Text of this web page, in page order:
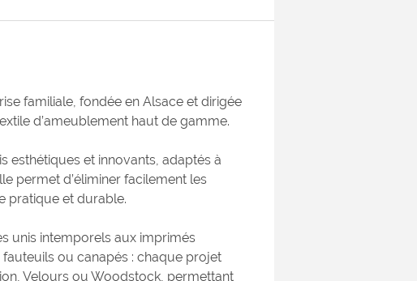
familiale, fondée en Alsace et dirigée
d’ameublement haut de gamme.
esthétiques et innovants, adaptés à
permet d’éliminer facilement les
pratique et durable.
unis intemporels aux imprimés
ou canapés : chaque projet
Velours ou Woodstock, permettant